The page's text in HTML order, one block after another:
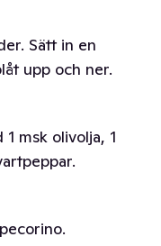
Sätt in en
upp och ner.
msk olivolja, 1